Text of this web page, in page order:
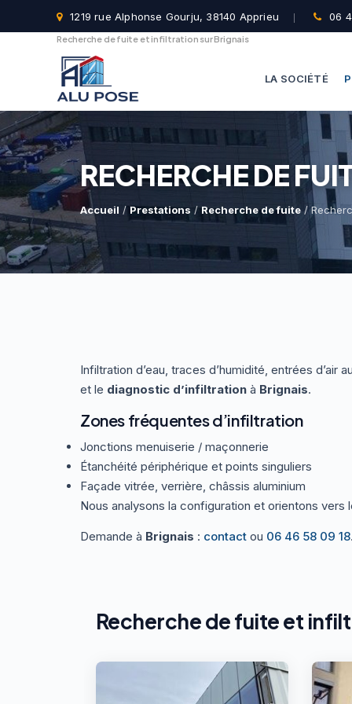
1219 rue Alphonse Gourju, 38140 Apprieu 06
Recherche de fuite et infiltration sur Brignais
LA SOCIÉTÉ
RECHERCHE DE
Accueil / Prestations /Recherche de fuite /
Infiltration d’eau, traces d’humidité, entrées d’air
et le diagnostic d’infiltration à Brignais.
Zones fréquentes d’infiltration
Jonctions menuiserie / maçonnerie
Étanchéité périphérique et points singuliers
Façade vitrée, verrière, châssis aluminium
Nous analysons la configuration et orientons
Demande à Brignais : contact ou 06 46 58 09 18
Recherche de fuite et